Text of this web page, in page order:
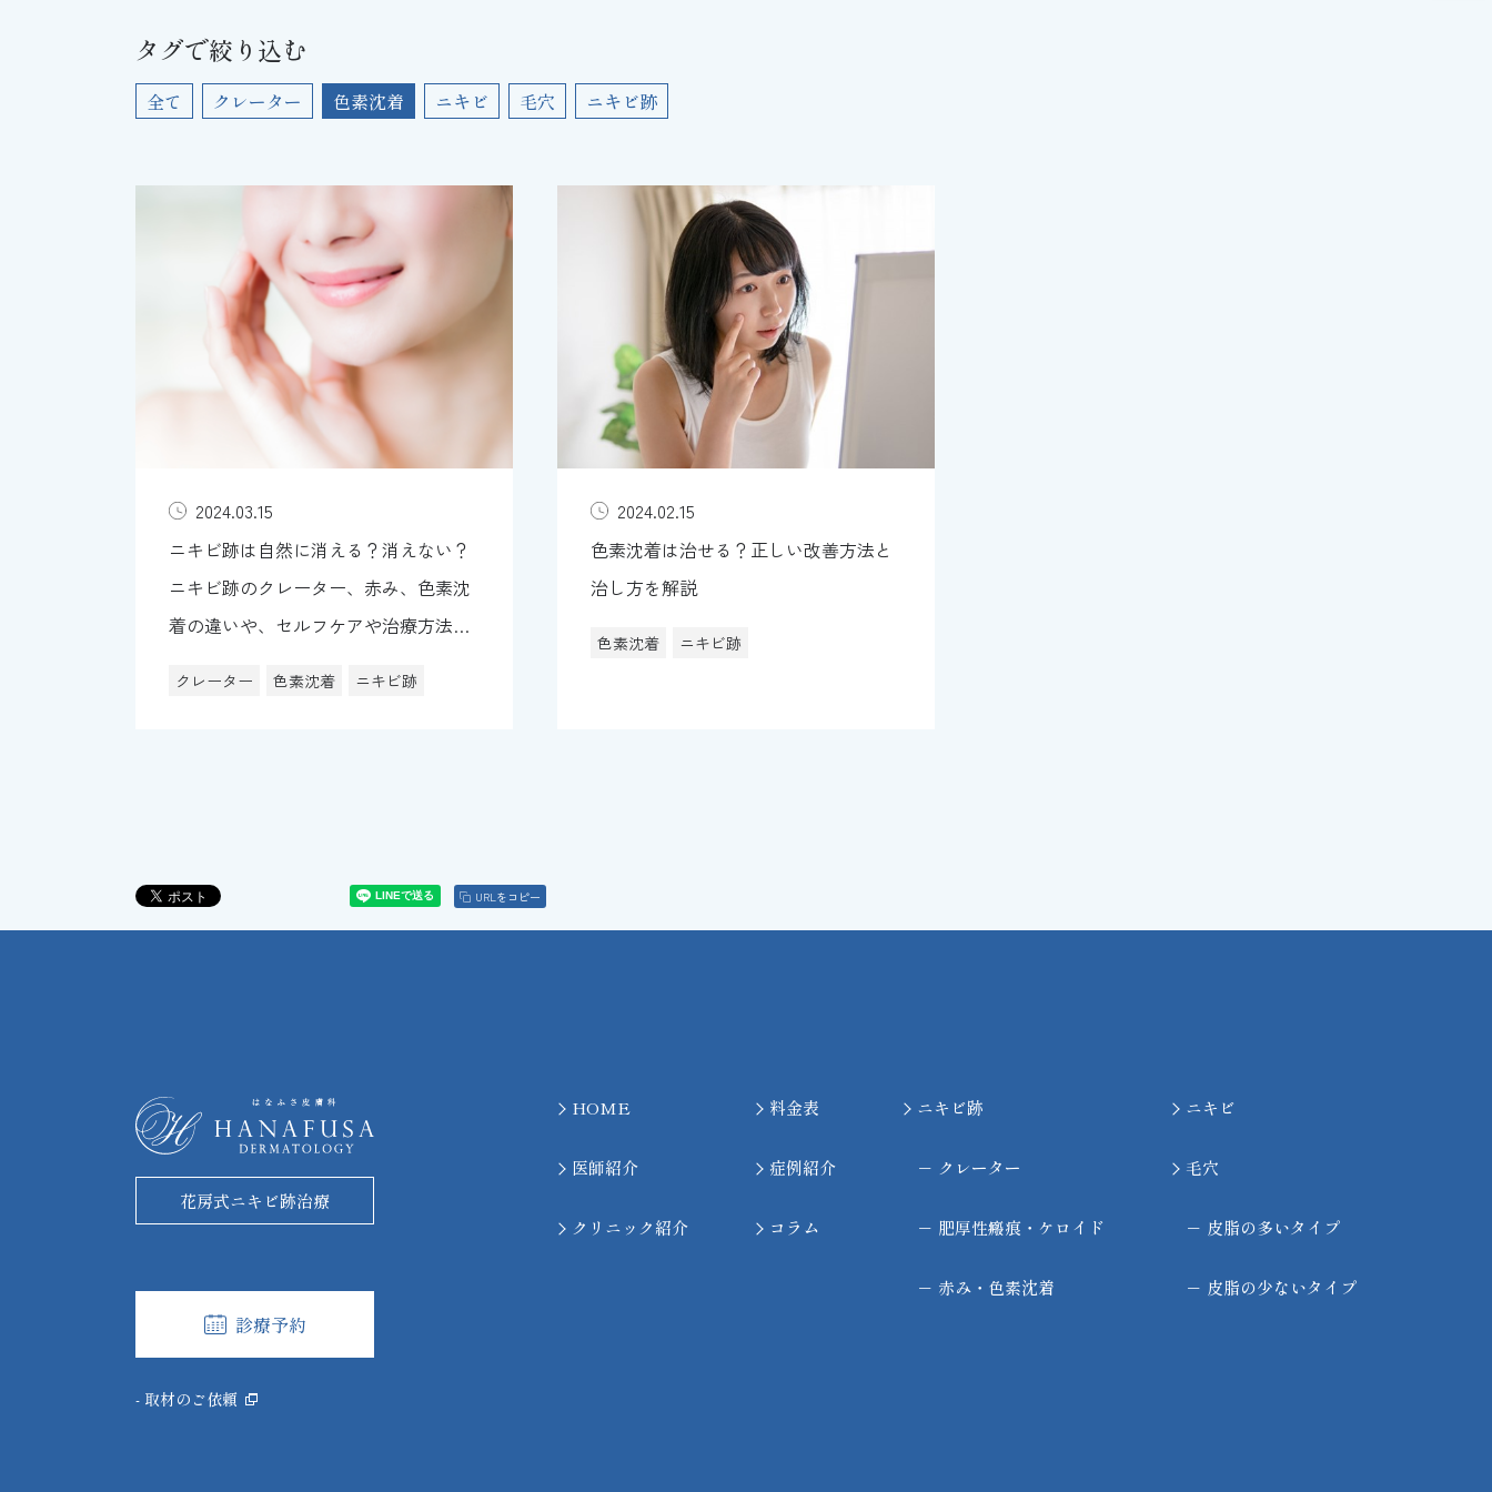
タグで絞り込む
全て クレーター 色素沈着 ニキビ 毛穴 ニキビ跡
2024.03.15
ニキビ跡は自然に消える？消えない？
ニキビ跡のクレーター、赤み、色素沈
着の違いや、セルフケアや治療方法に
クレーター 色素沈着 ニキビ跡
2024.02.15
色素沈着は治せる？正しい改善方法と
治し方を解説
色素沈着 ニキビ跡
URLをコピー
花房式ニキビ跡治療
診療予約
- 取材のご依頼
HOME
医師紹介
クリニック紹介
料金表
症例紹介
コラム
ニキビ跡
－ クレーター
－ 肥厚性瘢痕・ケロイド
－ 赤み・色素沈着
ニキビ
毛穴
－ 皮脂の多いタイプ
－ 皮脂の少ないタイプ